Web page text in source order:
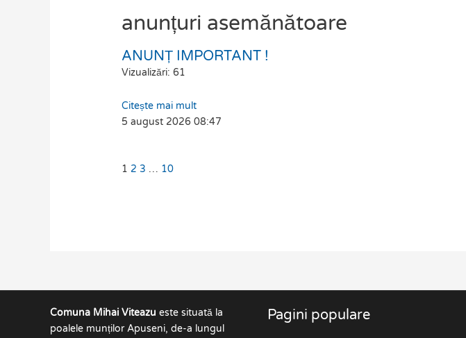
anunțuri asemănătoare
ANUNȚ IMPORTANT !
Vizualizări: 61
Citește mai mult
5 august 202608:47
Page
1
Page
2
Page
3 …
Page
10
Comuna Mihai Viteazu este situată la
poalele munților Apuseni, de-a lungul
Pagini populare